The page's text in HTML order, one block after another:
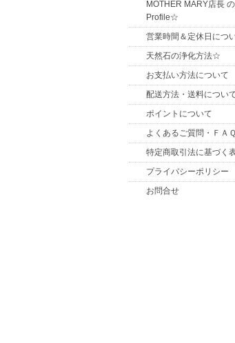
MOTHER MARY店長 の
Profile☆
営業時間＆定休日につ
天然石の浄化方法☆
お支払い方法について
配送方法・送料につい
ポイントについて
よくあるご質問・ＦＡＱ
特定商取引法に基づく
プライバシーポリシー
お問合せ